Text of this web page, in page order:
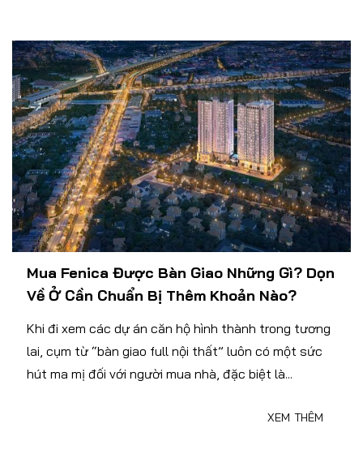
Mua Fenica Được Bàn Giao Những Gì? Dọn
Về Ở Cần Chuẩn Bị Thêm Khoản Nào?
Khi đi xem các dự án căn hộ hình thành trong tương
lai, cụm từ “bàn giao full nội thất” luôn có một sức
hút ma mị đối với người mua nhà, đặc biệt là...
XEM THÊM